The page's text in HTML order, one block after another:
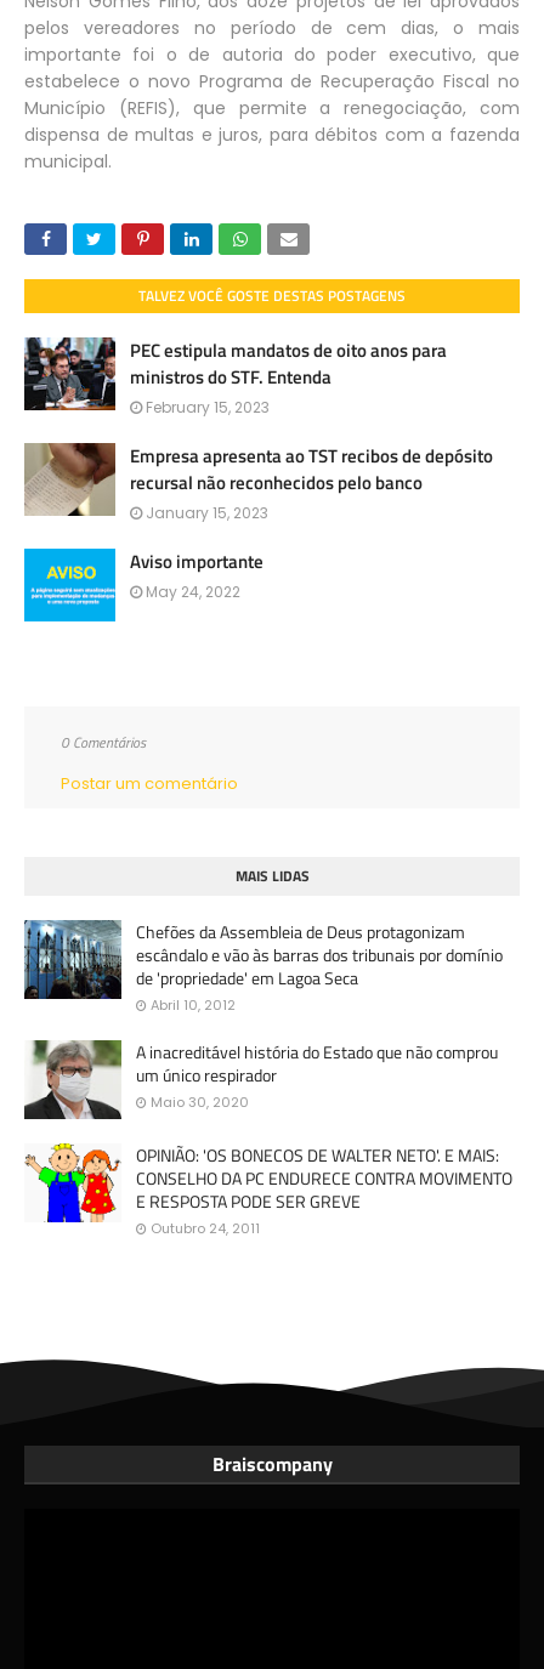
pelos vereadores no período de cem dias, o mais
importante foi o de autoria do poder executivo, que
estabelece o novo Programa de Recuperação Fiscal no
Município (REFIS), que permite a renegociação, com
dispensa de multas e juros, para débitos com a fazenda
municipal.
TALVEZ VOCÊ GOSTE DESTAS POSTAGENS
PEC estipula mandatos de oito anos para
ministros do STF. Entenda
February 15, 2023
Empresa apresenta ao TST recibos de depósito
recursal não reconhecidos pelo banco
January 15, 2023
Aviso importante
May 24, 2022
0 Comentários
Postar um comentário
MAIS LIDAS
Chefões da Assembleia de Deus protagonizam
escândalo e vão às barras dos tribunais por domínio
de 'propriedade' em Lagoa Seca
Abril 10, 2012
A inacreditável história do Estado que não comprou
um único respirador
Maio 30, 2020
OPINIÃO: 'OS BONECOS DE WALTER NETO'. E MAIS:
CONSELHO DA PC ENDURECE CONTRA MOVIMENTO
E RESPOSTA PODE SER GREVE
Outubro 24, 2011
Braiscompany